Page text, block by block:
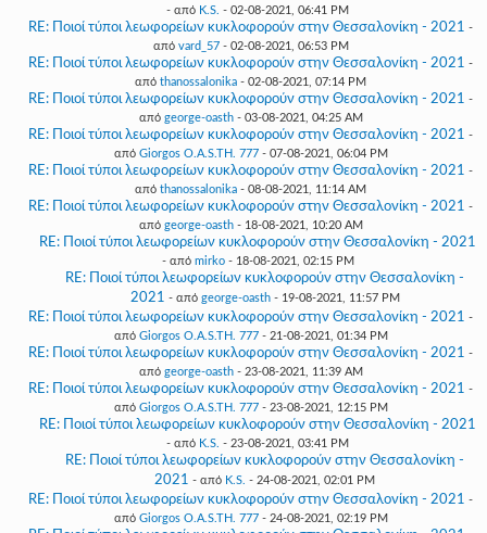
- από K.S. - 02-08-2021, 06:41 PM
RE: Ποιοί τύποι λεωφορείων κυκλοφορούν στην Θεσσαλονίκη - 2021 -
από vard_57- 02-08-2021, 06:53 PM
RE: Ποιοί τύποι λεωφορείων κυκλοφορούν στην Θεσσαλονίκη - 2021 -
από thanossalonika - 02-08-2021, 07:14 PM
RE: Ποιοί τύποι λεωφορείων κυκλοφορούν στην Θεσσαλονίκη - 2021 -
από george-oasth- 03-08-2021, 04:25 AM
RE: Ποιοί τύποι λεωφορείων κυκλοφορούν στην Θεσσαλονίκη - 2021 -
από Giorgos O.A.S.TH. 777- 07-08-2021, 06:04 PM
RE: Ποιοί τύποι λεωφορείων κυκλοφορούν στην Θεσσαλονίκη - 2021 -
από thanossalonika - 08-08-2021, 11:14 AM
RE: Ποιοί τύποι λεωφορείων κυκλοφορούν στην Θεσσαλονίκη - 2021 -
από george-oasth- 18-08-2021, 10:20 AM
RE: Ποιοί τύποι λεωφορείων κυκλοφορούν στην Θεσσαλονίκη - 2021
- από mirko- 18-08-2021, 02:15 PM
RE: Ποιοί τύποι λεωφορείων κυκλοφορούν στην Θεσσαλονίκη -
2021 - από george-oasth- 19-08-2021, 11:57 PM
RE: Ποιοί τύποι λεωφορείων κυκλοφορούν στην Θεσσαλονίκη - 2021 -
από Giorgos O.A.S.TH. 777- 21-08-2021, 01:34 PM
RE: Ποιοί τύποι λεωφορείων κυκλοφορούν στην Θεσσαλονίκη - 2021 -
από george-oasth- 23-08-2021, 11:39 AM
RE: Ποιοί τύποι λεωφορείων κυκλοφορούν στην Θεσσαλονίκη - 2021 -
από Giorgos O.A.S.TH. 777- 23-08-2021, 12:15 PM
RE: Ποιοί τύποι λεωφορείων κυκλοφορούν στην Θεσσαλονίκη - 2021
- από K.S. - 23-08-2021, 03:41 PM
RE: Ποιοί τύποι λεωφορείων κυκλοφορούν στην Θεσσαλονίκη -
2021 - από K.S. - 24-08-2021, 02:01 PM
RE: Ποιοί τύποι λεωφορείων κυκλοφορούν στην Θεσσαλονίκη - 2021 -
από Giorgos O.A.S.TH. 777- 24-08-2021, 02:19 PM